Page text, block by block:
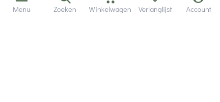
Menu Zoeken Winkelwagen Verlanglijst Account